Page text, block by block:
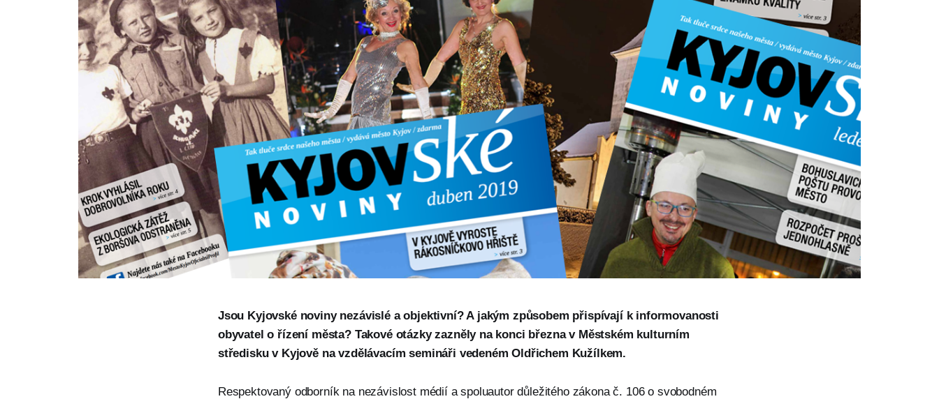
Jsou Kyjovské noviny nezávislé a objektivní? A jakým způsobem přispívají k informovanosti
obyvatel o řízení města? Takové otázky zazněly na konci března v Městském kulturním
středisku v Kyjově na vzdělávacím semináři vedeném Oldřichem Kužílkem.
Respektovaný odborník na nezávislost médií a spoluautor důležitého zákona č. 106 o svobodném